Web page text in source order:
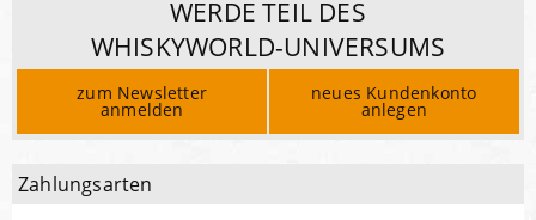
WERDE TEIL DES
WHISKYWORLD-UNIVERSUMS
zum Newsletter
anmelden
neues Kundenkonto
anlegen
Zahlungsarten